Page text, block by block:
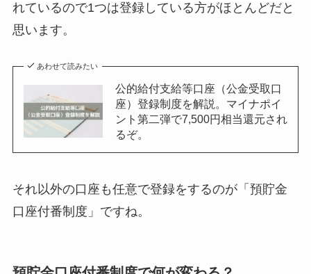
れているので1つは登録している方がほとんどだと
思います。
あわせて読みたい
公的給付支給等口座（公金受取口
座）登録制度を解説。マイナポイ
ント第二弾で7,500円相当還元され
るぞ。
それ以外の口座も任意で登録をするのが「預貯金
口座付番制度」ですね。